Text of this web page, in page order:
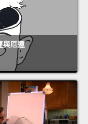
與厄運